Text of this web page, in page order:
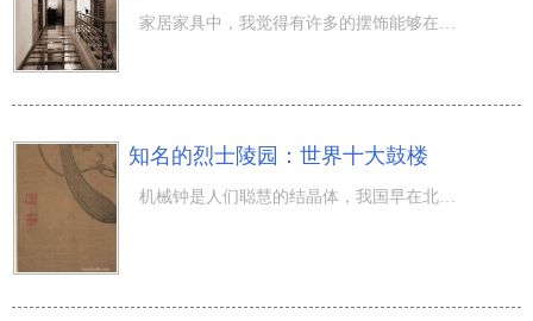
家居家具中，我觉得有许多的摆饰能够在风水学中派上用场，例如是大花瓶，大花瓶是家居家具中更为普遍的 风
知名的烈士陵园：世界十大鼓楼
机械钟是人们聪慧的结晶体，我国早在北宋时期就出現了以传动齿轮运行来效仿日月星空周期时间的机械钟。针对